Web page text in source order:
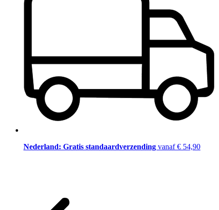
Nederland: Gratis standaardverzending vanaf € 54,90